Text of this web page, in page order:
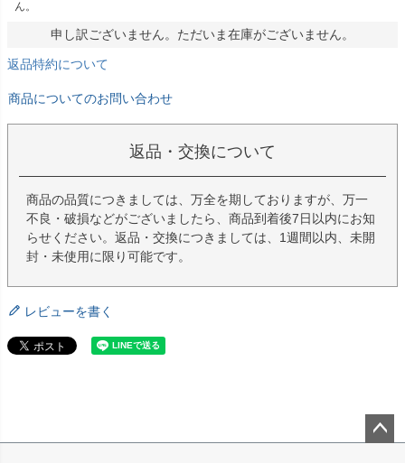
ん。
申し訳ございません。ただいま在庫がございません。
返品特約について
商品についてのお問い合わせ
返品・交換について
商品の品質につきましては、万全を期しておりますが、万一
不良・破損などがございましたら、商品到着後7日以内にお知
らせください。返品・交換につきましては、1週間以内、未開
封・未使用に限り可能です。
レビューを書く